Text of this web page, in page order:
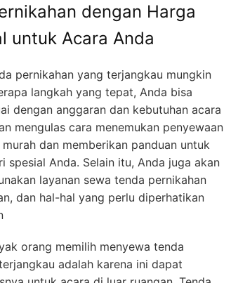
dengan Harga
untuk Acara Anda
pernikahan yang terjangkau mungkin
langkah yang tepat, Anda bisa
dengan anggaran dan kebutuhan acara
mengulas cara menemukan penyewaan
dan memberikan panduan untuk
spesial Anda. Selain itu, Anda juga akan
layanan sewa tenda pernikahan
dan hal-hal yang perlu diperhatikan
orang memilih menyewa tenda
adalah karena ini dapat